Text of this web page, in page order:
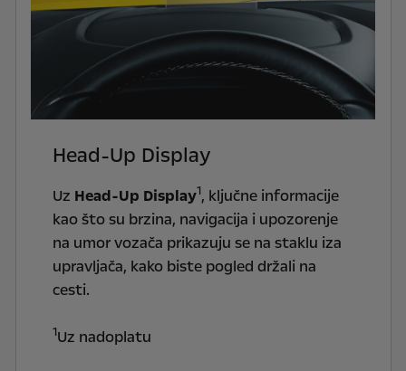
Head-Up Display
Uz Head-Up Display1, ključne informacije
kao što su brzina, navigacija i upozorenje
na umor vozača prikazuju se na staklu iza
upravljača, kako biste pogled držali na
cesti.
1Uz nadoplatu